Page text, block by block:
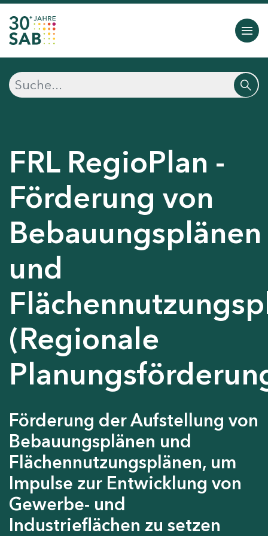
FRL RegioPlan -
Förderung von
Bebauungsplänen
und
(Regionale
Förderung der Aufstellung von
Bebauungsplänen und
Flächennutzungsplänen, um
Impulse zur Entwicklung von
Gewerbe- und
Industrieflächen zu setzen